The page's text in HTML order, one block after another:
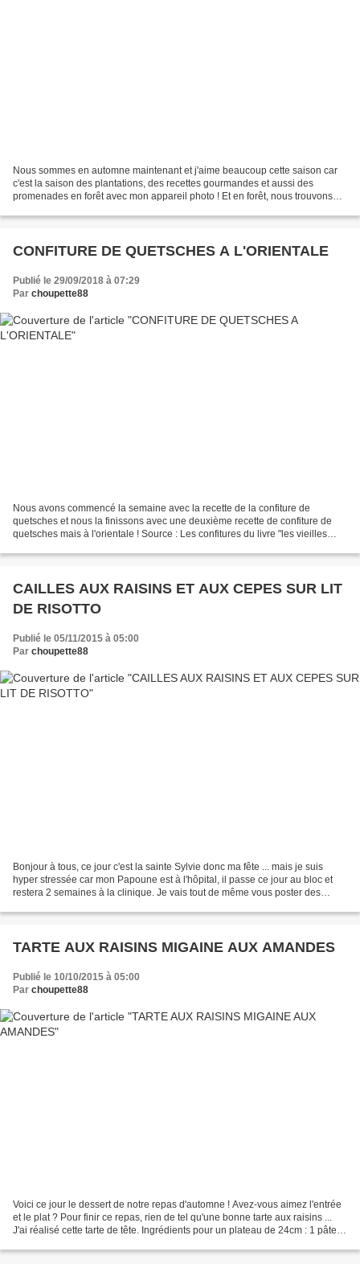
Nous sommes en automne maintenant et j'aime beaucoup cette saison car
c'est la saison des plantations, des recettes gourmandes et aussi des
promenades en forêt avec mon appareil photo ! Et en forêt, nous trouvons
CONFITURE DE QUETSCHES A L'ORIENTALE
Publié le 29/09/2018 à 07:29
Par choupette88
Nous avons commencé la semaine avec la recette de la confiture de
quetsches et nous la finissons avec une deuxième recette de confiture de
quetsches mais à l'orientale ! Source : Les confitures du livre "les vieilles
CAILLES AUX RAISINS ET AUX CEPES SUR LIT
DE RISOTTO
Publié le 05/11/2015 à 05:00
Par choupette88
Bonjour à tous, ce jour c'est la sainte Sylvie donc ma fête ... mais je suis
hyper stressée car mon Papoune est à l'hôpital, il passe ce jour au bloc et
restera 2 semaines à la clinique. Je vais tout de même vous poster des
TARTE AUX RAISINS MIGAINE AUX AMANDES
Publié le 10/10/2015 à 05:00
Par choupette88
Voici ce jour le dessert de notre repas d'automne ! Avez-vous aimez l'entrée
et le plat ? Pour finir ce repas, rien de tel qu'une bonne tarte aux raisins ...
J'ai réalisé cette tarte de tête. Ingrédients pour un plateau de 24cm : 1 pâte